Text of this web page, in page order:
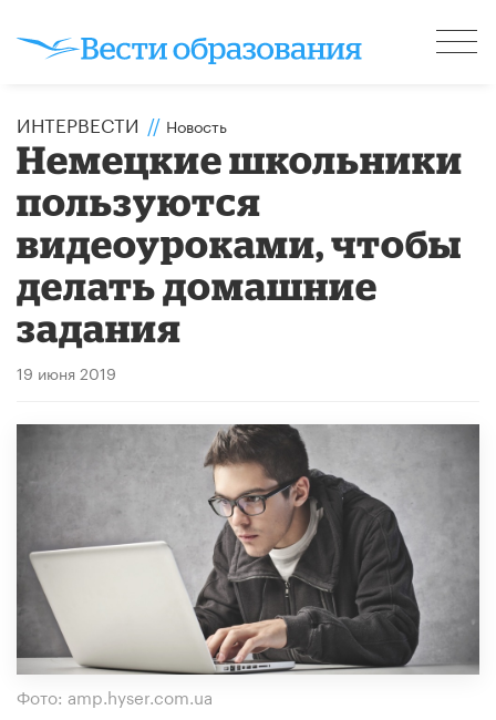
ИНТЕРВЕСТИ // Новость
Немецкие школьники
пользуются
видеоуроками, чтобы
делать домашние
задания
19 июня 2019
Фото: amp.hyser.com.ua